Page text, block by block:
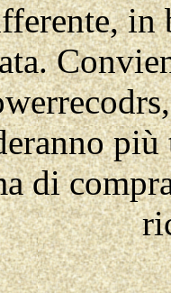
di